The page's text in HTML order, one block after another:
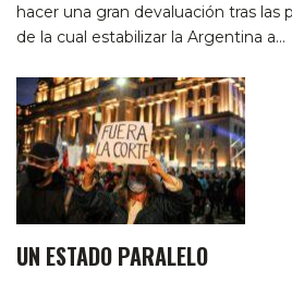
hacer una gran devaluación tras las
de la cual estabilizar la Argentina a…
UN ESTADO PARALELO